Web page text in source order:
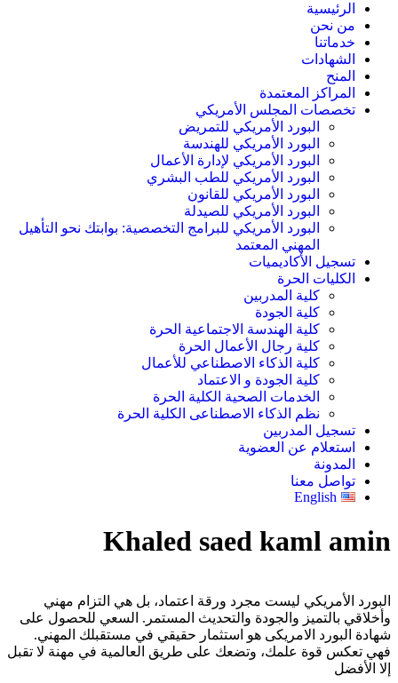
الرئيسية
من نحن
خدماتنا
الشهادات
المنح
المراكز المعتمدة
تخصصات المجلس الأمريكي
البورد الأمريكي للتمريض
البورد الأمريكي للهندسة
البورد الأمريكي لإدارة الأعمال
البورد الأمريكي للطب البشري
البورد الأمريكي للقانون
البورد الأمريكي للصيدلة
البورد الأمريكي للبرامج التخصصية: بوابتك نحو التأهيل
المهني المعتمد
تسجيل الأكاديميات
الكليات الحرة
كلية المدربين
كلية الجودة
كلية الهندسة الاجتماعية الحرة
كلية رجال الأعمال الحرة
كلية الذكاء الاصطناعي للأعمال
كلية الجودة و الاعتماد
الخدمات الصحية الكلية الحرة
نظم الذكاء الاصطناعى الكلية الحرة
تسجيل المدربين
استعلام عن العضوية
المدونة
تواصل معنا
English
Khaled saed kaml amin
البورد الأمريكي ليست مجرد ورقة اعتماد، بل هي التزام مهني
وأخلاقي بالتميز والجودة والتحديث المستمر. السعي للحصول على
شهادة البورد الامريكى هو استثمار حقيقي في مستقبلك المهني.
فهي تعكس قوة علمك، وتضعك على طريق العالمية في مهنة لا تقبل
إلا الأفضل